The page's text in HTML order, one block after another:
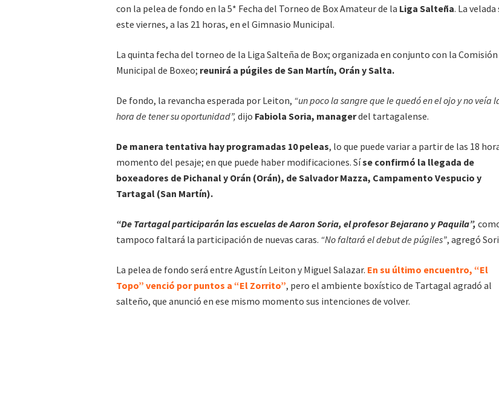
con la pelea de fondo en la 5* Fecha del Torneo de Box Amateur de la Liga Salteña. La velada
este viernes, a las 21 horas, en el Gimnasio Municipal.
La quinta fecha del torneo de la Liga Salteña de Box; organizada en conjunto con la Comisión
Municipal de Boxeo; reunirá a púgiles de San Martín, Orán y Salta.
De fondo, la revancha esperada por Leiton, “un poco la sangre que le quedó en el ojo y no veía
hora de tener su oportunidad”, dijo Fabiola Soria, managerdel tartagalense.
De manera tentativa hay programadas 10 peleas, lo que puede variar a partir de las 18
momento del pesaje; en que puede haber modificaciones. Síse confirmó la llegada de
boxeadores de Pichanal y Orán (Orán), de Salvador Mazza, Campamento Vespucio y
Tartagal (San Martín).
“De Tartagal participarán las escuelas de Aaron Soria, el profesor Bejarano y Paquila”,
tampoco faltará la participación de nuevas caras. “No faltará el debut de púgiles”, agregó
La pelea de fondo será entre Agustín Leiton y Miguel Salazar. En su último encuentro, “El
Topo” venció por puntos a “El Zorrito”, pero el ambiente boxístico de Tartagal agradó al
salteño, que anunció en ese mismo momento sus intenciones de volver.